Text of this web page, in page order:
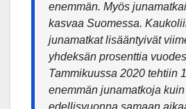
enemmän. Myös
kasvaa Suomessa.
junamatkat lisääntyivät
yhdeksän prosenttia
Tammikuussa 2020 tehtiin
enemmän junamatkoja kuin